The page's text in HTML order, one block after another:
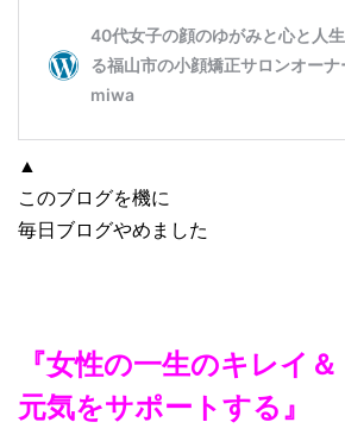
▲
このブログを機に
毎日ブログやめました
『女性の一生のキレイ＆
元気をサポートする』